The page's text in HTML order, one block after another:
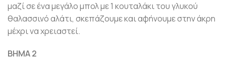
μαζί σε ένα μεγάλο μπολ με 1 κουταλάκι του γλυκού
θαλασσινό αλάτι, σκεπάζουμε και αφήνουμε στην άκρη
μέχρι να χρειαστεί.
ΒΗΜΑ 2